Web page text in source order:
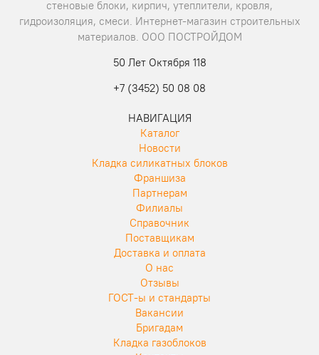
стеновые блоки, кирпич, утеплители, кровля,
гидроизоляция, смеси. Интернет-магазин строительных
материалов. ООО ПОСТРОЙДОМ
50 Лет Октября 118
+7 (3452) 50 08 08
НАВИГАЦИЯ
Каталог
Новости
Кладка силикатных блоков
Франшиза
Партнерам
Филиалы
Справочник
Поставщикам
Доставка и оплата
О нас
Отзывы
ГОСТ-ы и стандарты
Вакансии
Бригадам
Кладка газоблоков